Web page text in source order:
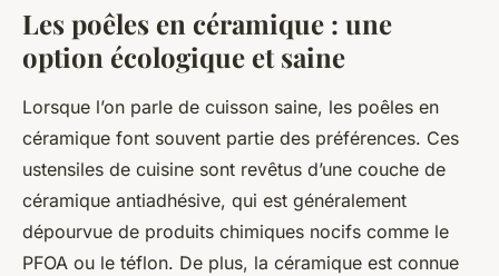
Les poêles en céramique : une
option écologique et saine
Lorsque l’on parle de cuisson saine, les poêles en
céramique font souvent partie des préférences. Ces
ustensiles de cuisine sont revêtus d’une couche de
céramique antiadhésive, qui est généralement
dépourvue de produits chimiques nocifs comme le
PFOA ou le téflon. De plus, la céramique est connue